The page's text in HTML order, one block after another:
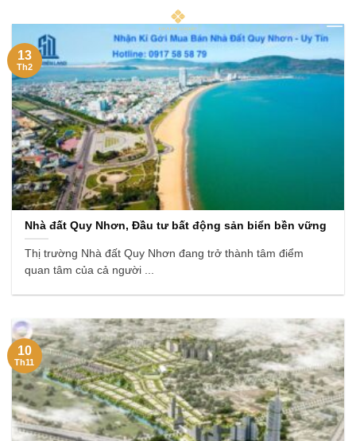
content
Nhà đất Quy Nhơn, Đầu tư bất động sản biển bền vững
Thị trường Nhà đất Quy Nhơn đang trở thành tâm điểm
quan tâm của cả người ...
13
Th2
10
Th11